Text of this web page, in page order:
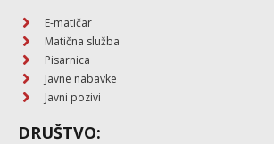
E-matičar
Matična služba
Pisarnica
Javne nabavke
Javni pozivi
DRUŠTVO: